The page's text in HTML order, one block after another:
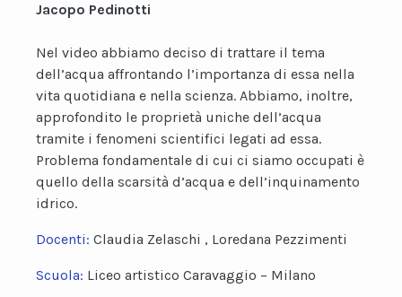
Jacopo Pedinotti
Nel video abbiamo deciso di trattare il tema
dell’acqua affrontando l’importanza di essa nella
vita quotidiana e nella scienza. Abbiamo, inoltre,
approfondito le proprietà uniche dell’acqua
tramite i fenomeni scientifici legati ad essa.
Problema fondamentale di cui ci siamo occupati è
quello della scarsità d’acqua e dell’inquinamento
idrico.
Docenti: Claudia Zelaschi , Loredana Pezzimenti
Scuola: Liceo artistico Caravaggio – Milano